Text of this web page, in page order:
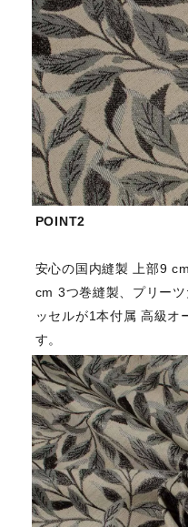
POINT2
安心の国内縫製 上部9
cm 3つ巻縫製、プリー
ッセルが1本付属 高級オ
す。